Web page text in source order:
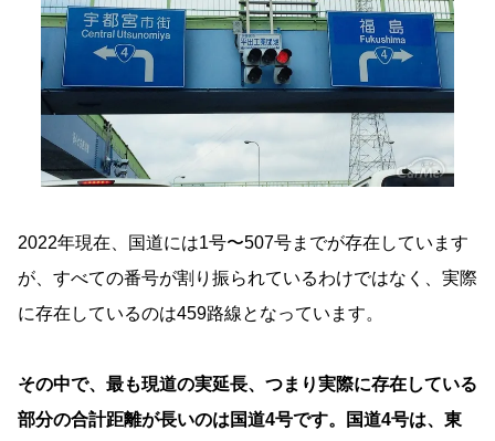
2022年現在、国道には1号〜507号までが存在しています
が、すべての番号が割り振られているわけではなく、実際
に存在しているのは459路線となっています。
その中で、最も現道の実延長、つまり実際に存在している
部分の合計距離が長いのは国道4号です。国道4号は、東